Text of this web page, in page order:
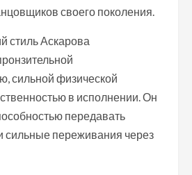
своего поколения.
стиль Аскарова
сильной физической
в исполнении. Он
передавать
сильные переживания через